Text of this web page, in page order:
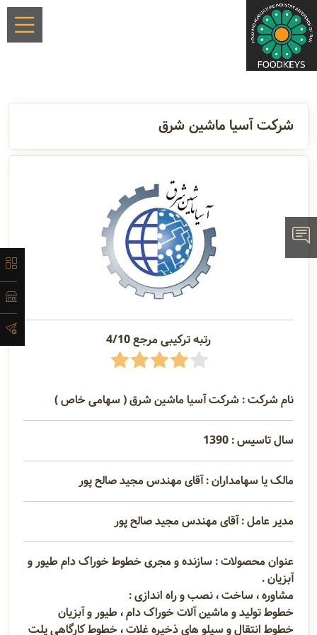
×
معرفی
لیست
مدیران و
مسئولین
گالری
سابقه
شرکت
شرکت آسیا ماشین شرق
رتبه ترکیبی مرجع 4/10
نام شرکت : شرکت آسیا ماشین شرق ( سهامی خاص )
سال تاسیس : 1390
مالک یا سهامداران : آقای مهندس مجید صالح پور
مدیر عامل : آقای مهندس مجید صالح پور
عنوان محصولات : سازنده و مجری خطوط خوراک دام طیور و
آبزیان .
مشاوره ، ساخت ، نصب و راه اندازی :
خطوط تولید و ماشین آلات خوراک دام ، طیور و آبزیان
خطوط انتقال و سیلو های ذخیره غلات ، خطوط کارگاهی پلت